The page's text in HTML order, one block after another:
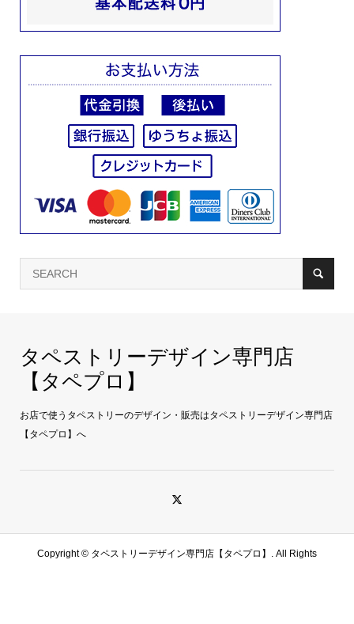
タペストリーデザイン専門店
【タペプロ】
お店で使うタペストリーのデザイン・販売はタペストリーデザイン専門店
【タペプロ】へ
Copyright © タペストリーデザイン専門店【タペプロ】. All Rights